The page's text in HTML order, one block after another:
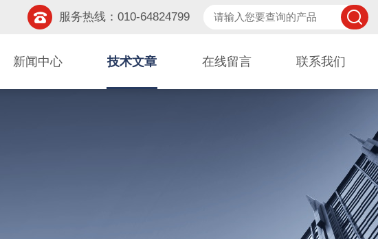
服务热线：010-64824799
新闻中心 技术文章 在线留言 联系我们